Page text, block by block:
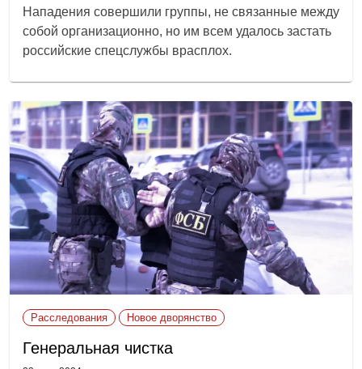
Нападения совершили группы, не связанные между
собой организационно, но им всем удалось застать
российские спецслужбы врасплох.
Расследования Новое дворянство
Генеральная чистка